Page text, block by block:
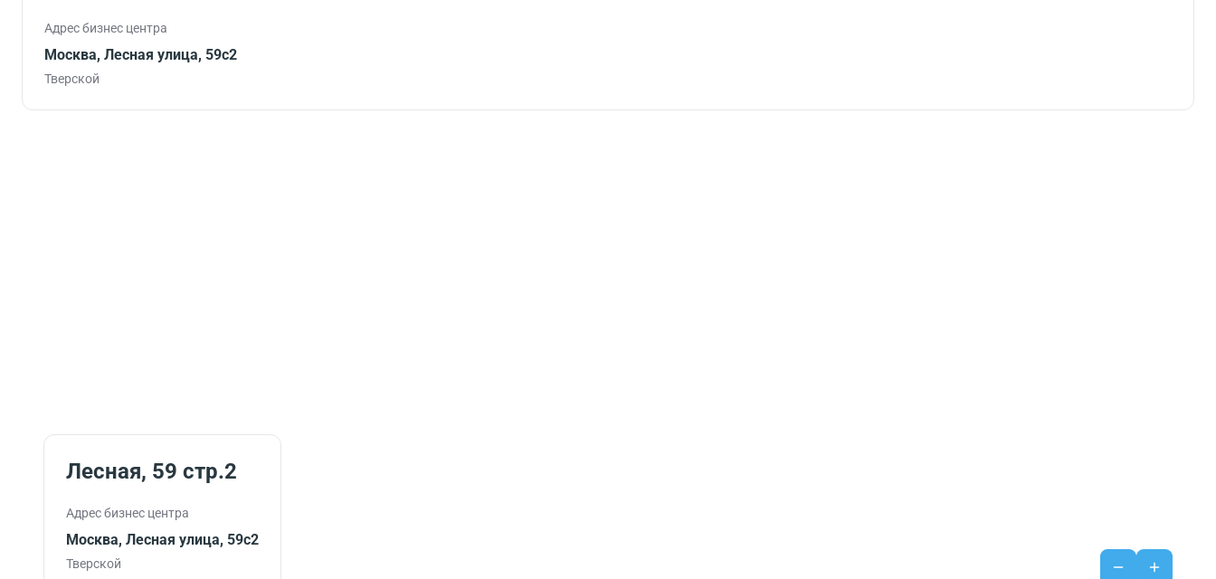
Адрес бизнес центра
Москва, Лесная улица, 59с2
Тверской
Лесная, 59 стр.2
Адрес бизнес центра
Москва, Лесная улица, 59с2
Тверской